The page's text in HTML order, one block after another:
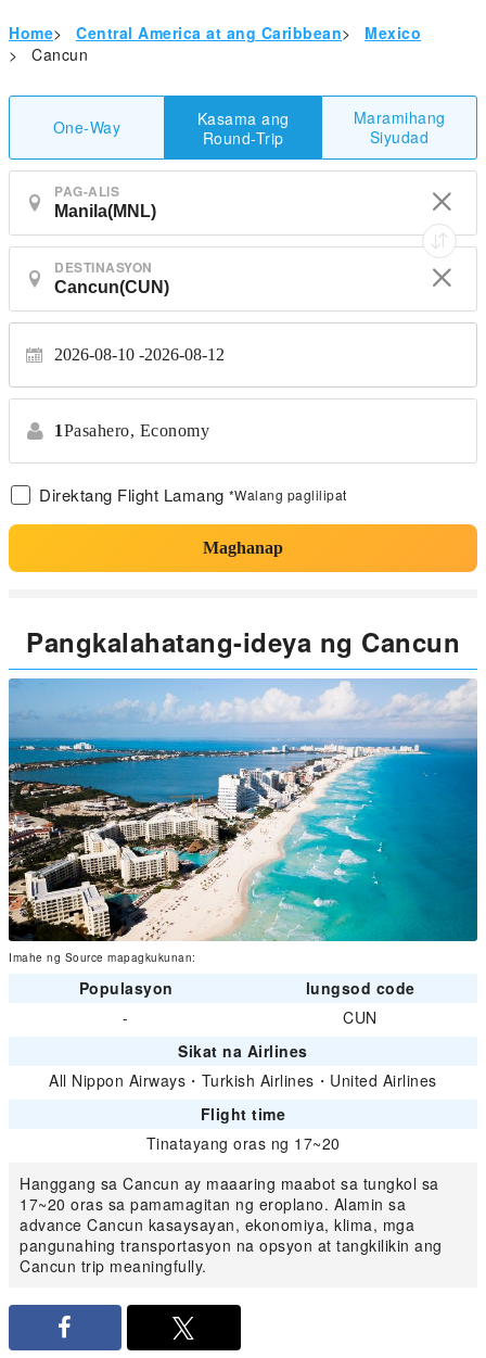
Home> Central America at ang Caribbean>
Mexico
>
Cancun
One-Way
Kasama ang
Round-Trip
Maramihang
Siyudad
PAG-ALIS
DESTINASYON
2026-08-10 2026-08-12
1Pasahero, Economy
Direktang Flight Lamang *Walang paglilipat
Maghanap
Pangkalahatang-ideya ng Cancun
Imahe ng Source mapagkukunan:
Populasyon
lungsod code
-
CUN
Sikat na Airlines
All Nippon Airways ・ Turkish Airlines ・ United Airlines
Flight time
Tinatayang oras ng 17~20
Hanggang sa Cancun ay maaaring maabot sa tungkol sa
17~20 oras sa pamamagitan ng eroplano. Alamin sa
advance Cancun kasaysayan, ekonomiya, klima, mga
pangunahing transportasyon na opsyon at tangkilikin ang
Cancun trip meaningfully.